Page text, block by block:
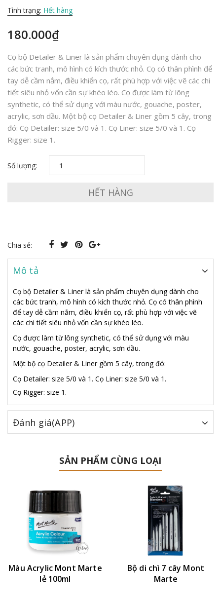
Tình trạng: Hết hàng
180.000₫
Cọ bộ Detailer & Liner là sản phẩm chuyên dụng dành cho
các bức tranh, mô hình có kích thước nhỏ. Cọ có thân phình để
tay dễ cầm nắm, điều khiển cọ, rất phù hợp với việc vẽ các chi
tiết siêu nhỏ vốn cần sự khéo léo. Cọ được làm từ lông
synthetic, có thể sử dụng với màu nước, gouache, poster,
acrylic, sơn dầu. Một bộ cọ Detailer & Liner gồm 5 cây, trong
đó: Cọ Detailer: size 5/0 và 1. Cọ Liner: size 5/0 và 1. Cọ
Rigger: size 1.
Số lượng:
HẾT HÀNG
Chia sẻ:
Mô tả
Cọ bộ Detailer & Liner là sản phẩm chuyên dụng dành cho
các bức tranh, mô hình có kích thước nhỏ. Cọ có thân phình
để tay dễ cầm nắm, điều khiển cọ, rất phù hợp với việc vẽ
các chi tiết siêu nhỏ vốn cần sự khéo léo.
Cọ được làm từ lông synthetic, có thể sử dụng với màu
nước, gouache, poster, acrylic, sơn dầu.
Một bộ cọ Detailer & Liner gồm 5 cây, trong đó:
Cọ Detailer: size 5/0 và 1. Cọ Liner: size 5/0 và 1.
Cọ Rigger: size 1.
Đánh giá(APP)
SẢN PHẨM CÙNG LOẠI
Màu Acrylic Mont Marte
lẻ 100ml
Bộ di chì 7 cây Mont
Marte